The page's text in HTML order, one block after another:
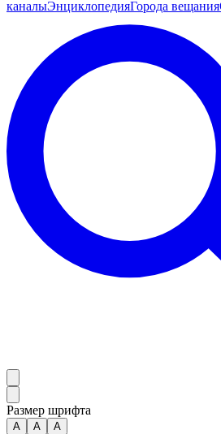
каналыЭнциклопедияГорода вещания
Размер шрифта
А A A